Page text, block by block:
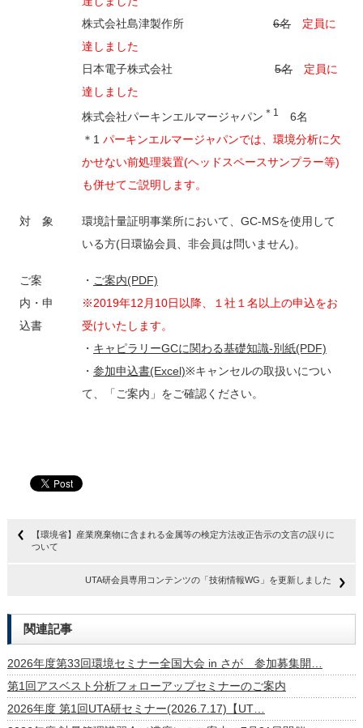
株式会社島津製作所 6名
定員に
達しました
日本電子株式会社 5名
定員に
達しました
株式会社パーキンエルマージャパン ＊1
6名
＊1 パーキンエルマージャパンでは、環境分析に欠
かせない前処理装置(ヘッドスペースサンプラー等)
も併せてご説明します。
対 象
環境計量証明事業所において、GC-MSを使用して
いる方(日環協会員、非会員は問いません)。
ご案
内・申
込書
・ ご案内(PDF)
※2019年12月10日以降、１社１名以上の申込をお
受けいたします。
・ キャピラリーGCに関わる基礎知識-別紙(PDF)
・ 参加申込書(Excel)※キャンセルの取扱いについ
て、「ご案内」をご確認ください。
【環境省】産業廃棄物に含まれる金属等の検定方法改正告示の文言の誤りに
ついて
UTA研会員専用コンテンツの「技術情報WG」を更新しました
関連記事
2026年度第33回環境セミナー全国大会 in さが 参加募集開…
第1回アスベスト分析フォローアップセミナーのご案内
2026年度 第1回UTA研セミナー(2026.7.17)【UT…